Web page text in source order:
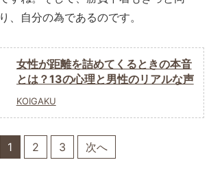
、自分の為であるのです。
女性が距離を詰めてくるときの本音
とは？13の心理と男性のリアルな声
KOIGAKU
1 2 3 次へ